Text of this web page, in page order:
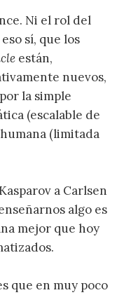
Ni el rol del
sí, que los
están,
nuevos,
la simple
(escalable de
(limitada
a Carlsen
algo es
mejor que hoy
que en muy poco